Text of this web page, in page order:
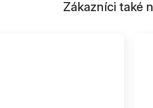
Zákazníci také